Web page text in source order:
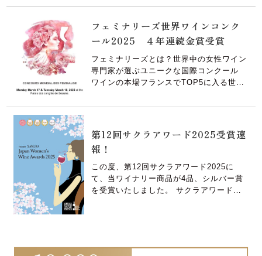
受賞いたしました。 IWC（International
[…]
フェミナリーズ世界ワインコンク
ール2025 ４年連続金賞受賞
フェミナリーズとは？世界中の女性ワイン
専門家が選ぶユニークな国際コンクール
ワインの本場フランスでTOP5に入る世界
め世界中から毎年約5000アイテムのワイ
は、審査員が、世界中の女性ワイン専門家
であるということ。世界中から経験 […]
第12回サクラアワード2025受賞速
報！
この度、第12回サクラアワード2025に
て、当ワイナリー商品が4品、シルバー賞
を受賞いたしました。 サクラアワードと
（ソムリエ、ワイン醸造家、ワ […]